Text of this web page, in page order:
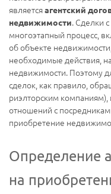
являетсяагентский
недвижимости. Сделки
многоэтапный процесс,
об объекте
необходимые действия,
недвижимости. Поэтому
сделок, как правило,
риэлторским
отношений с
приобретение
Определение
на